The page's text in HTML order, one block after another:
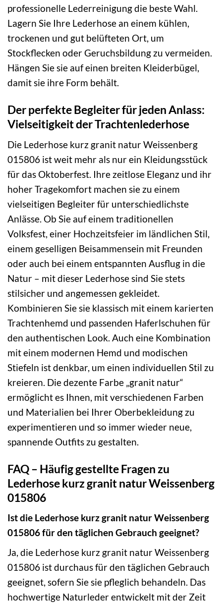
professionelle Lederreinigung die beste Wahl.
Lagern Sie Ihre Lederhose an einem kühlen,
trockenen und gut belüfteten Ort, um
Stockflecken oder Geruchsbildung zu vermeiden.
Hängen Sie sie auf einen breiten Kleiderbügel,
damit sie ihre Form behält.
Der perfekte Begleiter für jeden Anlass:
Vielseitigkeit der Trachtenlederhose
Die Lederhose kurz granit natur Weissenberg
015806 ist weit mehr als nur ein Kleidungsstück
für das Oktoberfest. Ihre zeitlose Eleganz und ihr
hoher Tragekomfort machen sie zu einem
vielseitigen Begleiter für unterschiedlichste
Anlässe. Ob Sie auf einem traditionellen
Volksfest, einer Hochzeitsfeier im ländlichen Stil,
einem geselligen Beisammensein mit Freunden
oder auch bei einem entspannten Ausflug in die
Natur – mit dieser Lederhose sind Sie stets
stilsicher und angemessen gekleidet.
Kombinieren Sie sie klassisch mit einem karierten
Trachtenhemd und passenden Haferlschuhen für
den authentischen Look. Auch eine Kombination
mit einem modernen Hemd und modischen
Stiefeln ist denkbar, um einen individuellen Stil zu
kreieren. Die dezente Farbe „granit natur“
ermöglicht es Ihnen, mit verschiedenen Farben
und Materialien bei Ihrer Oberbekleidung zu
experimentieren und so immer wieder neue,
spannende Outfits zu gestalten.
FAQ – Häufig gestellte Fragen zu
Lederhose kurz granit natur Weissenberg
015806
Ist die Lederhose kurz granit natur Weissenberg
015806 für den täglichen Gebrauch geeignet?
Ja, die Lederhose kurz granit natur Weissenberg
015806 ist durchaus für den täglichen Gebrauch
geeignet, sofern Sie sie pfleglich behandeln. Das
hochwertige Naturleder entwickelt mit der Zeit